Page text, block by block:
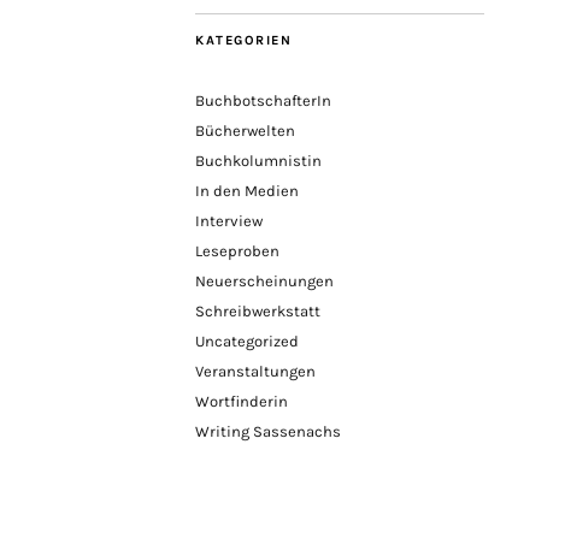
KATEGORIEN
BuchbotschafterIn
Bücherwelten
Buchkolumnistin
In den Medien
Interview
Leseproben
Neuerscheinungen
Schreibwerkstatt
Uncategorized
Veranstaltungen
Wortfinderin
Writing Sassenachs